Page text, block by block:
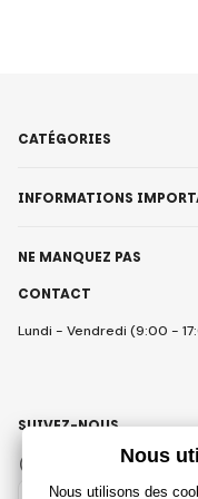
CONTACT
Lundi - Vendredi (9:00 -
CATÉGORIES
INFORMATIONS
NE MANQUEZ PAS
SUIVEZ-NOUS
Instagram